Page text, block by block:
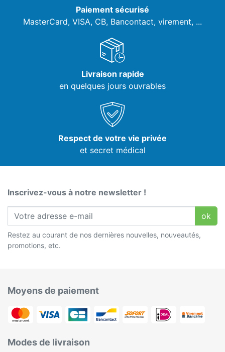
Paiement sécurisé
MasterCard, VISA, CB, Bancontact, virement, ...
Livraison rapide
en quelques jours ouvrables
Respect de votre vie privée
et secret médical
Inscrivez-vous à notre newsletter !
ok
Restez au courant de nos dernières nouvelles, nouveautés,
promotions, etc.
Moyens de paiement
Modes de livraison